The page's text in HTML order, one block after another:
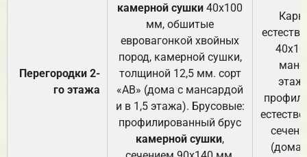
Перегородки 2-
го этажа
камерной сушки 40х100
мм, обшитые
евровагонкой хвойных
пород, камерной сушки,
толщиной 12,5 мм. сорт
«АВ» (дома с мансардой
и в 1,5 этажа). Брусовые:
профилированный брус
камерной сушки,
(дома